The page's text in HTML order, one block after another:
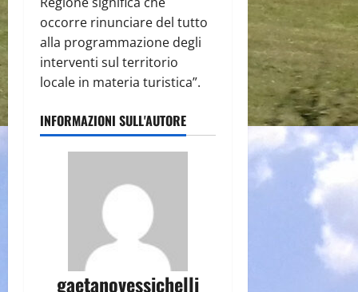
occorre rinunciare del tutto
alla programmazione degli
interventi sul territorio
locale in materia turistica”.
INFORMAZIONI SULL'AUTORE
gaetanovessichelli